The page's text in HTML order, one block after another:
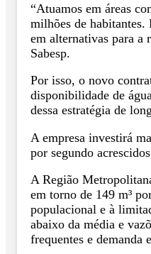
“Atuamos em áreas
milhões de
em alternativas para a
Sabesp.
Por isso, o novo
disponibilidade de
dessa estratégia de
A empresa investirá
por segundo
A Região
em torno de 149 m³
populacional e à
abaixo da média e
frequentes e demanda